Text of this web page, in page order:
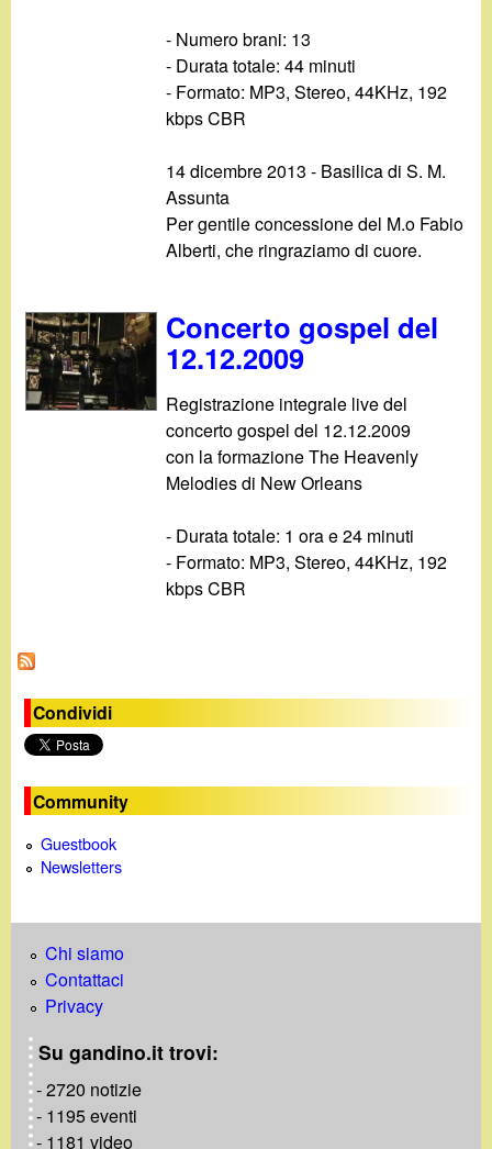
- Numero brani: 13
- Durata totale: 44 minuti
- Formato: MP3, Stereo, 44KHz, 192
kbps CBR
14 dicembre 2013 - Basilica di S. M.
Assunta
Per gentile concessione del M.o Fabio
Alberti, che ringraziamo di cuore.
Concerto gospel del
12.12.2009
Registrazione integrale live del
concerto gospel del 12.12.2009
con la formazione The Heavenly
Melodies di New Orleans
- Durata totale: 1 ora e 24 minuti
- Formato: MP3, Stereo, 44KHz, 192
kbps CBR
Condividi
Community
Guestbook
Newsletters
Chi siamo
Contattaci
Privacy
Su gandino.it trovi:
- 2720 notizie
- 1195 eventi
- 1181 video